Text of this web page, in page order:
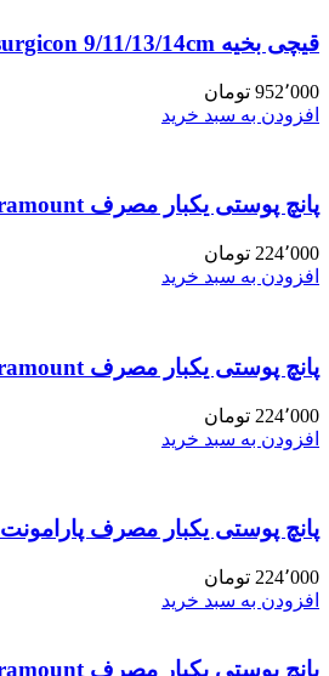
قیچی بخیه J-22-403 surgicon 9/11/13/14cm
952٬000 تومان
افزودن به سبد خرید
پانچ پوستی یکبار مصرف 3m 3-PUNCH Paramount
224٬000 تومان
افزودن به سبد خرید
پانچ پوستی یکبار مصرف 2m 2-PUNCH Paramount
224٬000 تومان
افزودن به سبد خرید
پانچ پوستی یکبار مصرف پارامونت 3.5m 3.5-PUNCH
224٬000 تومان
افزودن به سبد خرید
پانچ پوستی یکبار مصرف 7m 7-PUNCH Paramount